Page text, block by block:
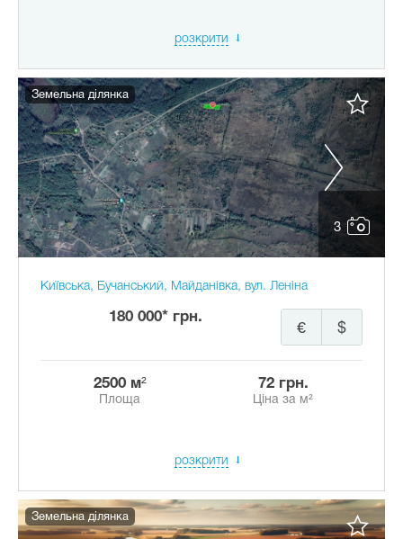
розкрити
3
Земельна ділянка
Київська, Бучанський, Майданівка, вул. Леніна
180 000* грн.
$
€
2500 м²
Площа
72 грн.
Ціна за м²
розкрити
Земельна ділянка